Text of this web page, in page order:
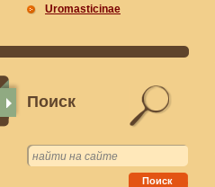
Uromasticinae
Поиск
Поиск